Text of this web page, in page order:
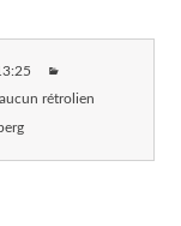
aucun rétrolien